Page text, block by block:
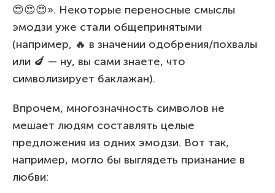
😍😍😍». Некоторые переносные смыслы
эмодзи уже стали общепринятыми
(например, 🔥 в значении одобрения/похвалы
или 🍆 — ну, вы сами знаете, что
символизирует баклажан).
Впрочем, многозначность символов не
мешает людям составлять целые
предложения из одних эмодзи. Вот так,
например, могло бы выглядеть признание в
любви: